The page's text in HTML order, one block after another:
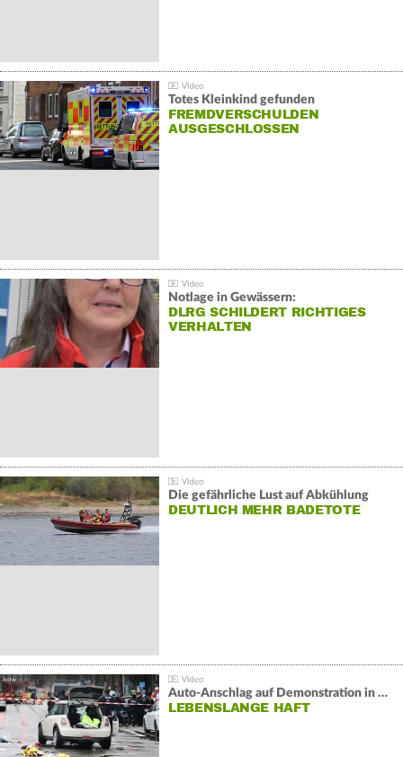
Totes Kleinkind gefunden
FREMDVERSCHULDEN
AUSGESCHLOSSEN
Notlage in Gewässern:
DLRG SCHILDERT RICHTIGES
VERHALTEN
Die gefährliche Lust auf Abkühlung
DEUTLICH MEHR BADETOTE
Auto-Anschlag auf Demonstration in München:
LEBENSLANGE HAFT